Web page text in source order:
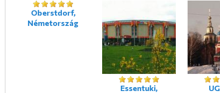
Oberstdorf,
Németország
Essentuki,